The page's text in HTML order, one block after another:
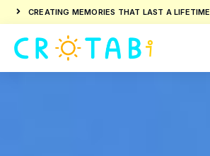
CREATING MEMORIES THAT LAST A LIFETIME